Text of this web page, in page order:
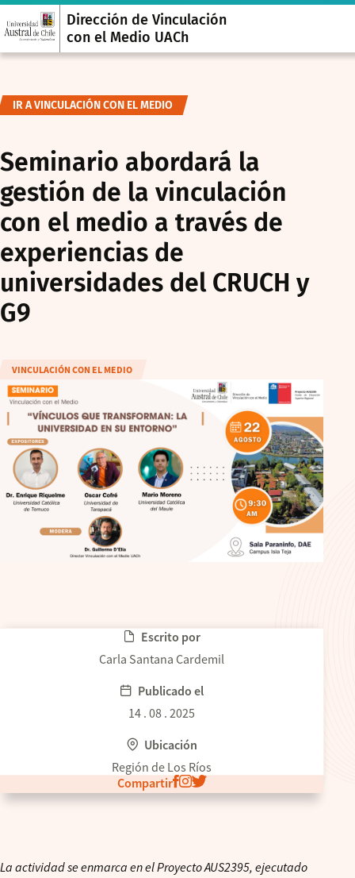
Dirección de Vinculación
con el Medio UACh
IR A VINCULACIÓN CON EL MEDIO
Seminario abordará la
gestión de la vinculación
con el medio a través de
experiencias de
universidades del CRUCH y
G9
VINCULACIÓN CON EL MEDIO
La actividad se enmarca en el Proyecto AUS2395, ejecutado
Escrito por
Carla Santana Cardemil
Publicado el
14 . 08 . 2025
Ubicación
Región de Los Ríos
Compartir